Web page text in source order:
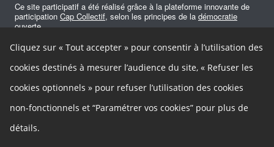
Cliquez sur « Tout accepter » pour consentir à l’utilisation des
cookies destinés à mesurer l’audience du site, « Refuser les
cookies optionnels » pour refuser l’utilisation des cookies
non-fonctionnels et “Paramétrer vos cookies” pour plus de
détails.
Ce site participatif a été réalisé grâce à la plateforme innovante de
participation Cap Collectif, selon les principes de la démocratie
ouverte.
Facebook Twitter Google+
Autres liens
Cookies
Gestion des cookies
Mentions légales
Besoin d'aide ?
Accessibilité